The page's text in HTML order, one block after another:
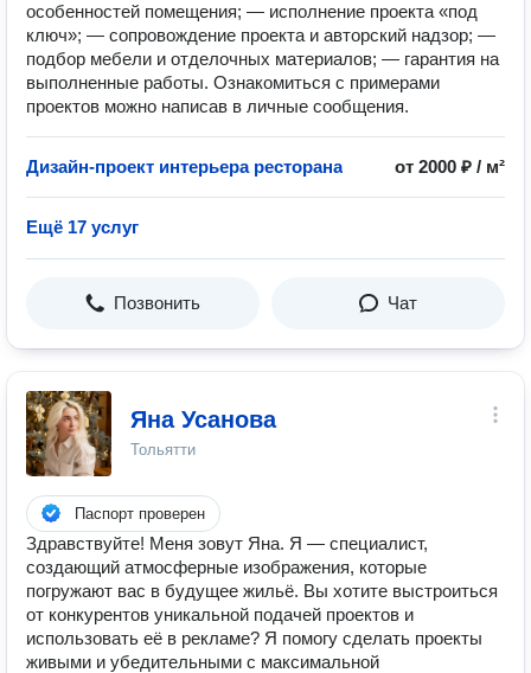
особенностей помещения; — исполнение проекта «под
ключ»; — сопровождение проекта и авторский надзор; —
подбор мебели и отделочных материалов; — гарантия на
выполненные работы. Ознакомиться с примерами
проектов можно написав в личные сообщения.
Дизайн-проект интерьера ресторана от 2000 ₽ / м²
Ещё 17 услуг
Позвонить Чат
Яна Усанова
Тольятти
Паспорт проверен
Здравствуйте! Меня зовут Яна. Я — специалист,
создающий атмосферные изображения, которые
погружают вас в будущее жильё. Вы хотите выстроиться
от конкурентов уникальной подачей проектов и
использовать её в рекламе? Я помогу сделать проекты
живыми и убедительными с максимальной